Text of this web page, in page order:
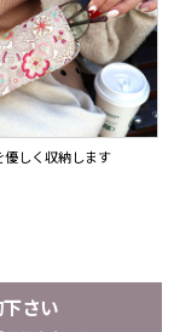
優しく収納します
さい